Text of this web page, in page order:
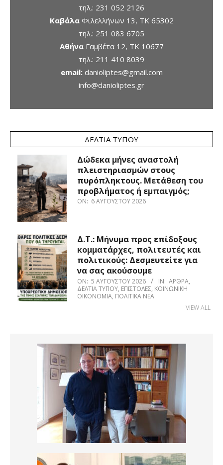
τηλ.: 231 052 2126
ΚαβάλαΦιλελλήνων 13, ΤΚ 65302
τηλ.: 251 083 6705
ΑθήναΓαμβέτα 12, ΤΚ 10677
τηλ.: 211 410 8039
email: danioliptes@gmail.com
info@danioliptes.gr
ΔΕΛΤΊΑ ΤΎΠΟΥ
Δώδεκα μήνες αναστολή
πλειστηριασμών στους
πυρόπληκτους. Μετάθεση του
προβλήματος ή εμπαιγμός;
ON: 6 ΑΥΓΟΎΣΤΟΥ 2026
Δ.Τ.: Μήνυμα προς επίδοξους
κομματάρχες, πολιτευτές και
πολιτικούς: Δεσμευτείτε για
να σας ακούσουμε
ON: 5 ΑΥΓΟΎΣΤΟΥ 2026 IN: ΆΡΘΡΑ,
ΔΕΛΤΊΑ ΤΎΠΟΥ, ΕΠΙΣΤΟΛΈΣ, ΚΟΙΝΩΝΙΚΉ
ΟΙΚΟΝΟΜΊΑ, ΠΟΛΙΤΙΚΆ ΝΈΑ
VIEW ALL